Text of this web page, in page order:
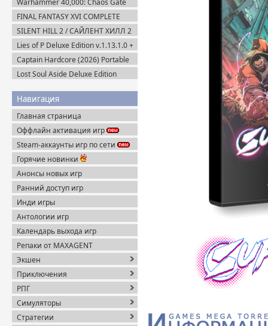
Warhammer 40,000: Chaos Gate
Daemonhunters (2022) Steam-Rip
FINAL FANTASY XVI COMPLETE
EDITION v.1.03 (2024) Пиратка
SILENT HILL 2 / САЙЛЕНТ ХИЛЛ 2
Remake на ПК / PC v.1.07 (2024)
Пиратка
Lies of P Deluxe Edition v.1.13.1.0 +
Все DLC (2023) Пиратка
Captain Hardcore (2026) Portable
Lost Soul Aside Deluxe Edition
Навигация
Главная страница
Оффлайн активация игр
Steam-аккаунты игр по сети
Горячие новинки
Анонсы новых игр
Ранний доступ игр
Инди игры
Антологии игр
Календарь выхода игр
Репаки от MAXAGENT
Экшен
Приключения
РПГ
Симуляторы
Стратегии